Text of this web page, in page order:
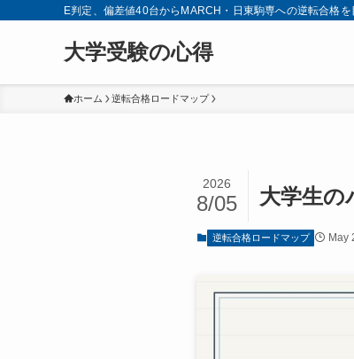
E判定、偏差値40台からMARCH・日東駒専への逆転合格
大学受験の心得
ホーム 逆転合格ロードマップ
大学生の
2026
8/05
逆転合格ロードマップ May